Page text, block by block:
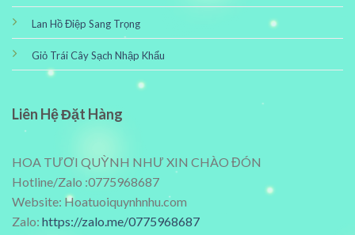
Lan Hồ Điệp Sang Trọng
Giỏ Trái Cây Sạch Nhập Khẩu
Liên Hệ Đặt Hàng
HOA TƯƠI QUỲNH NHƯ XIN CHÀO ĐÓN
Hotline/Zalo :0775968687
Website: Hoatuoiquynhnhu.com
Zalo: https://zalo.me/0775968687